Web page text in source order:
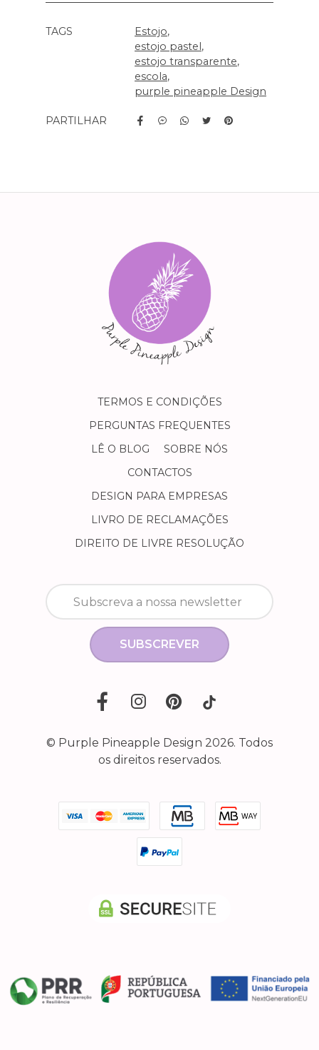
Características
TAGS
Estojo
estojo pastel
estojo transparente
escola
purple pineapple Design
PARTILHAR
TERMOS E CONDIÇÕES
PERGUNTAS FREQUENTES
LÊ O BLOG
SOBRE NÓS
CONTACTOS
DESIGN PARA EMPRESAS
LIVRO DE RECLAMAÇÕES
DIREITO DE LIVRE RESOLUÇÃO
SUBSCREVER
© Purple Pineapple Design 2026. Todos
os direitos reservados.